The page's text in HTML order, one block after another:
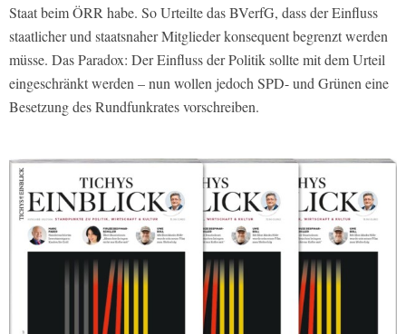
Staat beim ÖRR habe. So Urteilte das BVerfG, dass der Einfluss
staatlicher und staatsnaher Mitglieder konsequent begrenzt werden
müsse. Das Paradox: Der Einfluss der Politik sollte mit dem Urteil
eingeschränkt werden – nun wollen jedoch SPD- und Grünen eine
Besetzung des Rundfunkrates vorschreiben.